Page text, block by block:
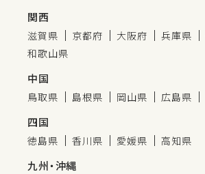
関西
滋賀県 京都府 大阪府 兵庫県
和歌山県
中国
鳥取県 島根県 岡山県 広島県
四国
徳島県 香川県 愛媛県 高知県
九州・沖縄